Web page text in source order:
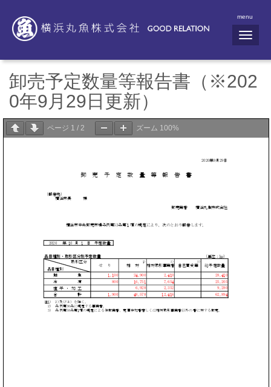
menu
N
a
i
g
a
n
卸売予定数量等報告書（※202
0年9月29日更新）
ページ 1 / 2 ズーム 100%